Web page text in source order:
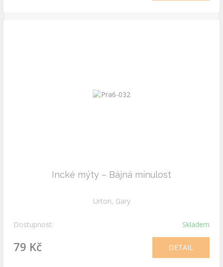
Incké mýty – Bájná minulost
Urton, Gary
Dostupnost: Skladem
79 Kč DETAIL